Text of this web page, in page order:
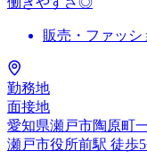
販売・ファッ
勤務地
面接地
愛知県瀬戸市陶原町
瀬戸市役所前駅 徒歩